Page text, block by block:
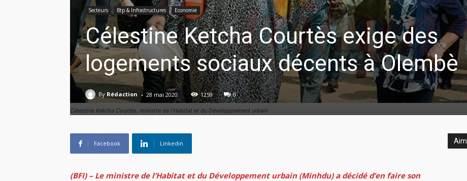
Célestine Ketcha Courtès, ministre de l'Habitat et du Développement urbain
Secteurs Btp & Infrastructures Economie
Célestine Ketcha Courtès exige des
logements sociaux décents à Olembè
By Rédaction - 28 mai 2020 1259 0
Facebook Linkedin
(BFI) – Le ministre de l’Habitat et du Développement urbain (Minhdu) a décidé d’en faire son